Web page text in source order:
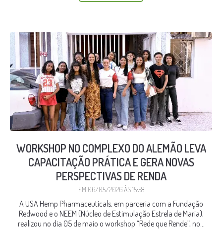
WORKSHOP NO COMPLEXO DO ALEMÃO LEVA
CAPACITAÇÃO PRÁTICA E GERA NOVAS
PERSPECTIVAS DE RENDA
EM 06/05/2026 ÀS 15:58
A USA Hemp Pharmaceuticals, em parceria com a Fundação
Redwood e o NEEM (Núcleo de Estimulação Estrela de Maria),
realizou no dia 05 de maio o workshop “Rede que Rende”, no...